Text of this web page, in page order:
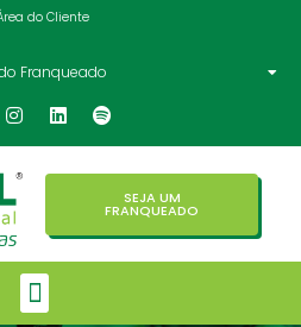
do Cliente
Franqueado
SEJA UM
FRANQUEADO